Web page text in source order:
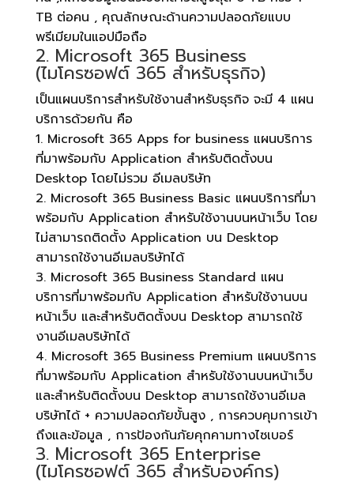
TB ต่อคน , คุณลักษณะด้านความปลอดภัยแบบ
พรีเมียมในแอปมือถือ
2. Microsoft 365 Business
(ไมโครซอฟต์ 365 สำหรับธุรกิจ)
เป็นแผนบริการสำหรับใช้งานสำหรับธุรกิจ จะมี 4 แผน
บริการด้วยกัน คือ
1. Microsoft 365 Apps for business แผนบริการ
ที่มาพร้อมกับ Application สำหรับติดตั้งบน
Desktop โดยไม่รวม อีเมลบริษัท
2. Microsoft 365 Business Basic แผนบริการที่มา
พร้อมกับ Application สำหรับใช้งานบนหน้าเว็บ โดย
ไม่สามารถติดตั้ง Application บน Desktop
สามารถใช้งานอีเมลบริษัทได้
3. Microsoft 365 Business Standard แผน
บริการที่มาพร้อมกับ Application สำหรับใช้งานบน
หน้าเว็บ และสำหรับติดตั้งบน Desktop สามารถใช้
งานอีเมลบริษัทได้
4. Microsoft 365 Business Premium แผนบริการ
ที่มาพร้อมกับ Application สำหรับใช้งานบนหน้าเว็บ
และสำหรับติดตั้งบน Desktop สามารถใช้งานอีเมล
บริษัทได้ + ความปลอดภัยขั้นสูง , การควบคุมการเข้า
ถึงและข้อมูล , การป้องกันภัยคุกคามทางไซเบอร์
3. Microsoft 365 Enterprise
(ไมโครซอฟต์ 365 สำหรับองค์กร)